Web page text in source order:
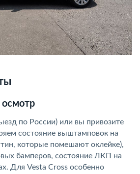
по России) или вы привозите
состояние выштамповок на
которые помешают оклейке),
бамперов, состояние ЛКП на
Для Vesta Cross особенно